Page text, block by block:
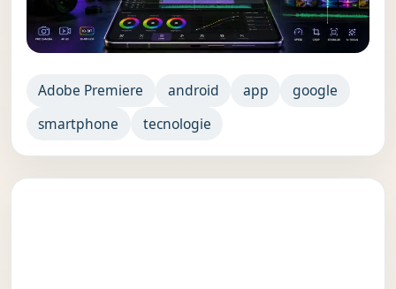
Adobe Premiere android app
google
smartphone
tecnologie